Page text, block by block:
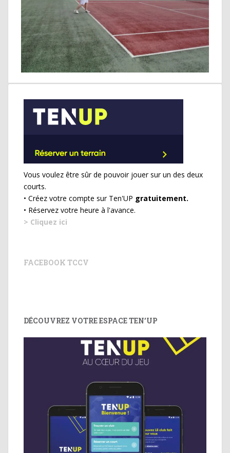
Vous voulez être sûr de pouvoir jouer sur un des deux
courts.
• Créez votre compte sur Ten'UP gratuitement.
• Réservez votre heure à l'avance.
> Cliquez ici
FACEBOOK TCCV
DÉCOUVREZ VOTRE ESPACE TEN’UP